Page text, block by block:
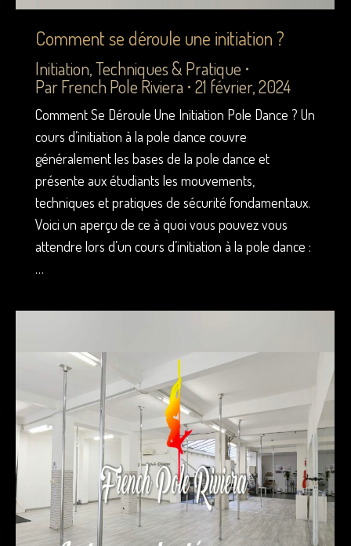
Comment se déroule une initiation ?
Initiation,Techniques & Pratique
ParFrench Pole Riviera 21 février, 2024
Comment Se Déroule Une Initiation Pole Dance ? Un
cours d’initiation à la pole dance couvre
généralement les bases de la pole dance et
présente aux étudiants les mouvements,
techniques et pratiques de sécurité fondamentaux.
Voici un aperçu de ce à quoi vous pouvez vous
attendre lors d’un cours d’initiation à la pole dance :
…